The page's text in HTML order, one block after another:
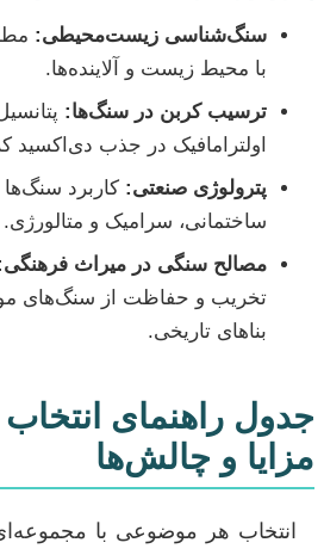
سنگ‌شناسی زیست‌محیطی:
با محیط زیست و آلاینده‌ها.
ترسیب کربن در سنگ‌ها:
اولترامافیک در جذب دی‌اکسید
پترولوژی صنعتی: کاربرد سنگ‌ها
ساختمانی، سرامیک و متالورژی.
مصالح سنگی در میراث
تخریب و حفاظت از سنگ‌های
بناهای تاریخی.
جدول راهنمای
مزایا و چالش‌ها
انتخاب هر موضوعی با